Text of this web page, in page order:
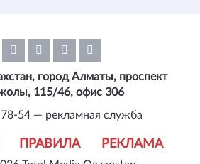
ПРАВИЛА РЕКЛАМА
город Алматы, проспект
115/46, офис 306
54 — рекламная служба